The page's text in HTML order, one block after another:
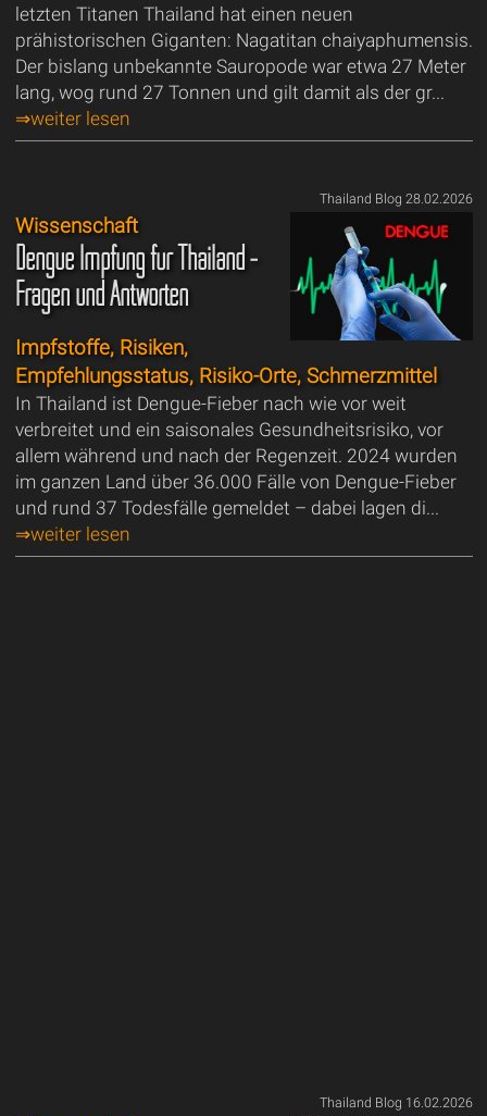
letzten Titanen Thailand hat einen neuen
prähistorischen Giganten: Nagatitan chaiyaphumensis.
Der bislang unbekannte Sauropode war etwa 27 Meter
lang, wog rund 27 Tonnen und gilt damit als der gr...
⇒weiter lesen
Thailand Blog 28.02.2026
Wissenschaft
Dengue Impfung für Thailand -
Fragen und Antworten
Impfstoffe, Risiken,
Empfehlungsstatus, Risiko-Orte, Schmerzmittel
In Thailand ist Dengue-Fieber nach wie vor weit
verbreitet und ein saisonales Gesundheitsrisiko, vor
allem während und nach der Regenzeit. 2024 wurden
im ganzen Land über 36.000 Fälle von Dengue-Fieber
und rund 37 Todesfälle gemeldet – dabei lagen di...
⇒weiter lesen
Thailand Blog 16.02.2026